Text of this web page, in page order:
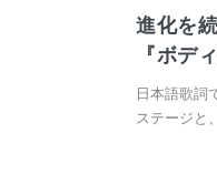
進化を
『ボデ
日本語歌詞
ステージと